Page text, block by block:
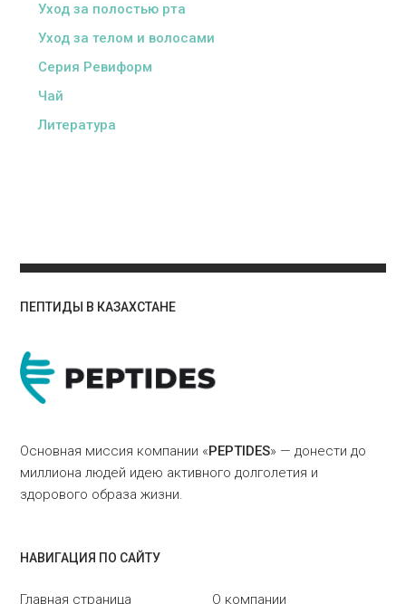
Уход за полостью рта
Уход за телом и волосами
Серия Ревиформ
Чай
Литература
ПЕПТИДЫ В КАЗАХСТАНЕ
Основная миссия компании «PEPTIDES» — донести до
миллиона людей идею активного долголетия и
здорового образа жизни.
НАВИГАЦИЯ ПО САЙТУ
Главная страница
О компании